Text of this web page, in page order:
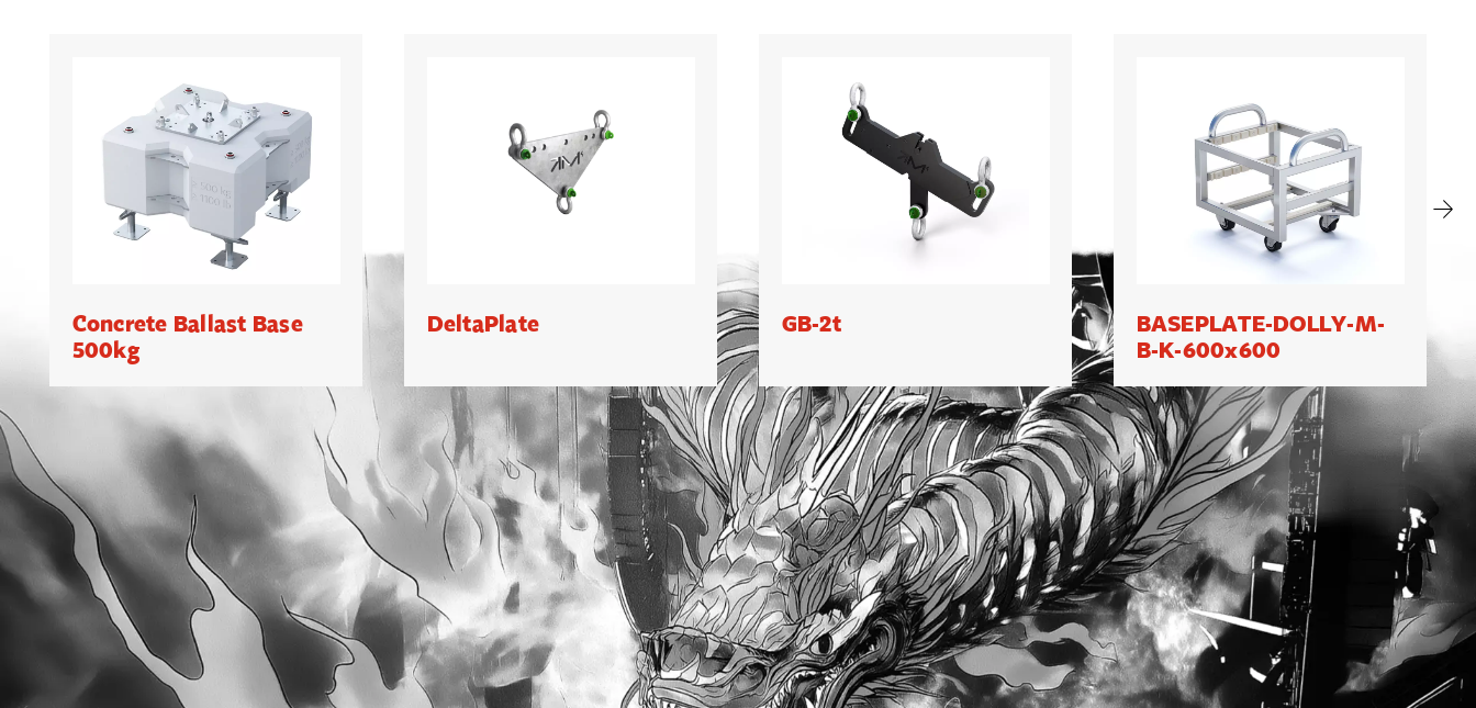
Concrete Ballast Base
500kg
DeltaPlate GB-2t
BASEPLATE-DOLLY-M-
B-K-600x600